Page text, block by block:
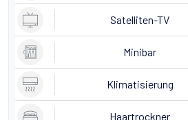
Satelliten-TV
Minibar
Klimatisierung
Haartrockner